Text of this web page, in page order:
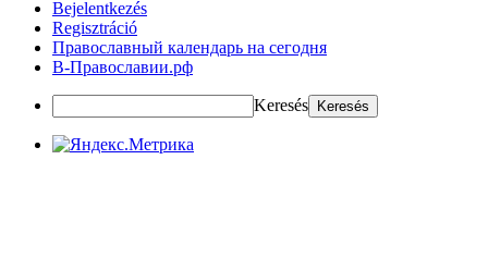
Bejelentkezés
Regisztráció
Православный календарь на сегодня
В-Православии.рф
Keresés